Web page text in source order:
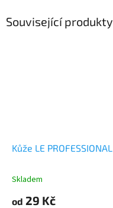
Související produkty
Kůže LE PROFESSIONAL
Skladem
od 29 Kč